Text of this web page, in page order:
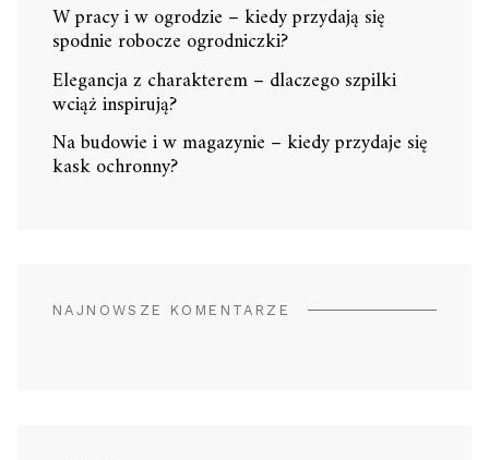
W pracy i w ogrodzie – kiedy przydają się
spodnie robocze ogrodniczki?
Elegancja z charakterem – dlaczego szpilki
wciąż inspirują?
Na budowie i w magazynie – kiedy przydaje się
kask ochronny?
NAJNOWSZE KOMENTARZE